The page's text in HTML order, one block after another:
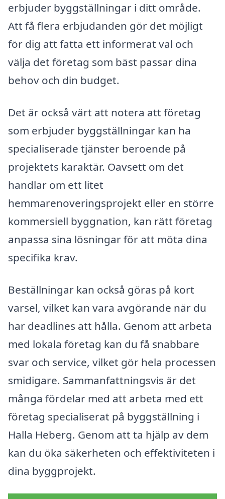
erbjuder byggställningar i ditt område.
Att få flera erbjudanden gör det möjligt
för dig att fatta ett informerat val och
välja det företag som bäst passar dina
behov och din budget.
Det är också värt att notera att företag
som erbjuder byggställningar kan ha
specialiserade tjänster beroende på
projektets karaktär. Oavsett om det
handlar om ett litet
hemmarenoveringsprojekt eller en större
kommersiell byggnation, kan rätt företag
anpassa sina lösningar för att möta dina
specifika krav.
Beställningar kan också göras på kort
varsel, vilket kan vara avgörande när du
har deadlines att hålla. Genom att arbeta
med lokala företag kan du få snabbare
svar och service, vilket gör hela processen
smidigare. Sammanfattningsvis är det
många fördelar med att arbeta med ett
företag specialiserat på byggställning i
Halla Heberg. Genom att ta hjälp av dem
kan du öka säkerheten och effektiviteten i
dina byggprojekt.